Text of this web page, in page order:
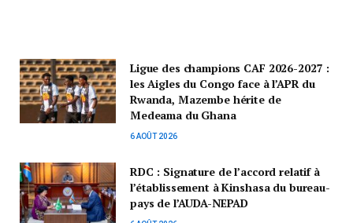
Ligue des champions CAF 2026-2027 :
les Aigles du Congo face à l’APR du
Rwanda, Mazembe hérite de
Medeama du Ghana
6 AOÛT 2026
RDC : Signature de l’accord relatif à
l’établissement à Kinshasa du bureau-
pays de l’AUDA-NEPAD